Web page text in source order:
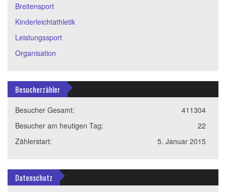
Breitensport
Kinderleichtathletik
Leistungssport
Organisation
Besucherzähler
411304
Besucher Gesamt:
22
Besucher am heutigen Tag:
5. Januar 2015
Zählerstart:
Datenschutz